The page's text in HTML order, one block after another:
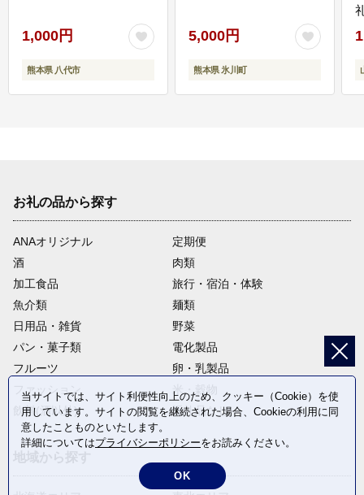
1,000円
熊本県 八代市
5,000円
熊本県 氷川町
お礼の品から探す
ANAオリジナル
定期便
酒
肉類
加工食品
旅行・宿泊・体験
魚介類
麺類
日用品・雑貨
野菜
パン・菓子類
電化製品
フルーツ
卵・乳製品
ファッション
米・穀物
飲料(酒以外)
返礼品なし
当サイトでは、サイト利便性向上のため、クッキー（Cookie）を使
用しています。サイトの閲覧を継続された場合、Cookieの利用に同
意したことものといたします。
詳細についてはプライバシーポリシーをお読みください。
OK